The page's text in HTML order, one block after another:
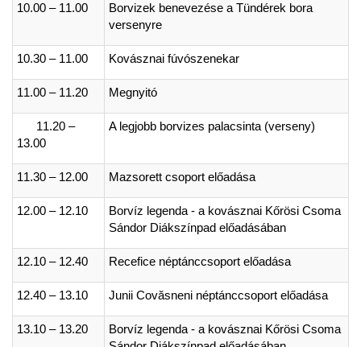
10.00 – 11.00
Borvizek benevezése a Tündérek bora
versenyre
10.30 – 11.00 Kovásznai fúvószenekar
11.00 – 11.20 Megnyitó
11.20 –
13.00
A legjobb borvizes palacsinta (verseny)
11.30 – 12.00 Mazsorett csoport előadása
12.00 – 12.10
Borvíz legenda - a kovásznai Kőrösi Csoma
Sándor Diákszínpad előadásában
12.10 – 12.40 Recefice néptánccsoport előadása
12.40 – 13.10 Junii Covăsneni néptánccsoport előadása
13.10 – 13.20
Borvíz legenda - a kovásznai Kőrösi Csoma